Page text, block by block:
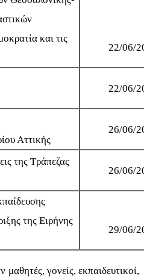
και τις
22/06/
22/06/
Αττικής
26/06/
της Τράπεζας
26/06/
της Ειρήνης
29/06/
γονείς, εκπαιδευτικοί,